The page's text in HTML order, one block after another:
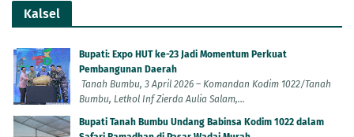
Kalsel
Bupati: Expo HUT ke-23 Jadi Momentum Perkuat
Pembangunan Daerah
Tanah Bumbu, 3 April 2026 – Komandan Kodim 1022/Tanah
Bumbu, Letkol Inf Zierda Aulia Salam,...
Bupati Tanah Bumbu Undang Babinsa Kodim 1022 dalam